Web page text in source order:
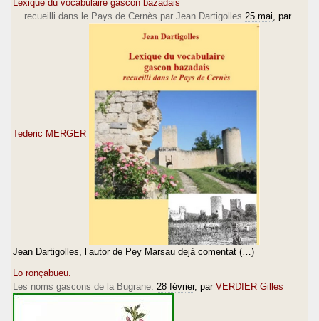
Lexique du vocabulaire gascon bazadais
... recueilli dans le Pays de Cernès par Jean Dartigolles 25 mai , par
Tederic MERGER
Jean Dartigolles, l’autor de Pey Marsau dejà comentat (…)
Lo ronçabueu.
Les noms gascons de la Bugrane. 28 février, par VERDIER Gilles